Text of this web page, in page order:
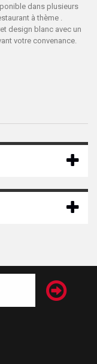
dans plusieurs
à thème .
design blanc avec un
votre convenance.